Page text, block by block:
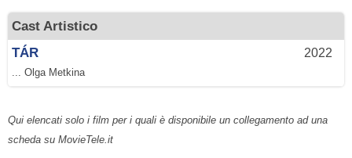
Cast Artistico
2022
TÁR
... Olga Metkina
Qui elencati solo i film per i quali è disponibile un collegamento ad una
scheda su MovieTele.it